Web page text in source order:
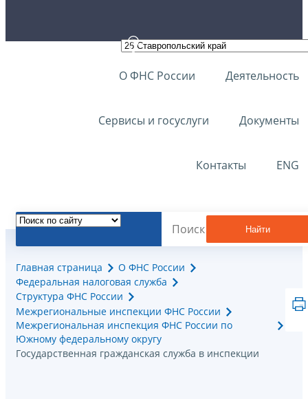
О ФНС России Деятельность
Сервисы и госуслуги Документы
Контакты ENG
Найти
Главная страница
О ФНС России
Федеральная налоговая служба
Структура ФНС России
Межрегиональные инспекции ФНС России
Межрегиональная инспекция ФНС России по
Южному федеральному округу
Государственная гражданская служба в инспекции